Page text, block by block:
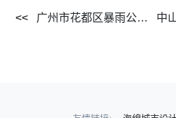
广州市花都区暴雨公式及计算图表 2014.pdf